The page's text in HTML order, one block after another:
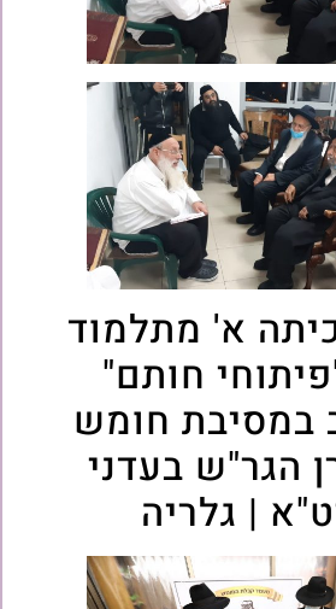
א' מתלמוד
חותם"
במסיבת חומש
הגר"ש בעדני
| גלריה